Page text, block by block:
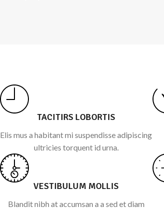
TACITIRS LOBORTIS
Elis mus a habitant mi suspendisse adipiscing
ultricies torquent id urna.
VESTIBULUM MOLLIS
Blandit nibh at accumsan a a sed et diam